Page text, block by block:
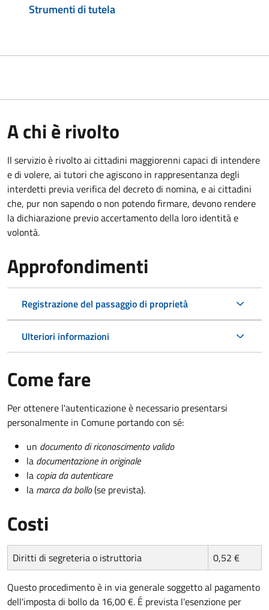
Strumenti di tutela
A chi è rivolto
Il servizio è rivolto ai cittadini maggiorenni capaci di intendere
e di volere, ai tutori che agiscono in rappresentanza degli
interdetti previa verifica del decreto di nomina, e ai cittadini
che, pur non sapendo o non potendo firmare, devono rendere
la dichiarazione previo accertamento della loro identità e
volontà.
Approfondimenti
Registrazione del passaggio di proprietà
Ulteriori informazioni
Come fare
Per ottenere l'autenticazione è necessario presentarsi
personalmente in Comune portando con sé:
un documento di riconoscimento valido
la documentazione in originale
la copia da autenticare
la marca da bollo(se prevista).
Costi
Diritti di segreteria o istruttoria 0,52 €
Questo procedimento è in via generale soggetto al pagamento
dell'imposta di bollo da 16,00 €. É prevista l'esenzione per